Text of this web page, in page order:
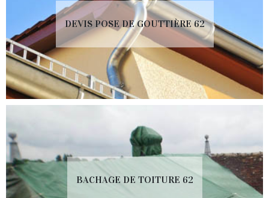
DEVIS POSE DE GOUTTIÈRE 62
BACHAGE DE TOITURE 62